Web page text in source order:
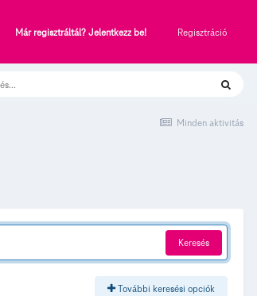
Már regisztráltál? Jelentkezz be! Regisztráció
Minden aktivitás
Keresés
További keresési opciók